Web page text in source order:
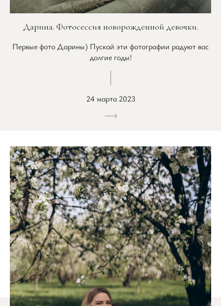
Дарина. Фотосессия новорожденной девочки.
Первые фото Дарины) Пускай эти фотографии радуют вас
долгие годы!
24 марта 2023